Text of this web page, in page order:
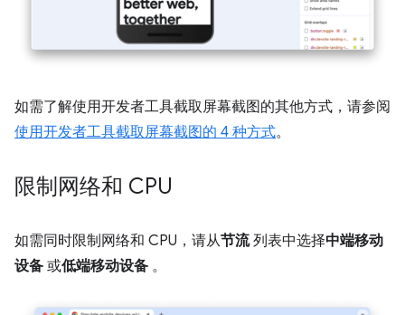
如需了解使用开发者工具截取屏幕截图的其他方式，请参阅
使用开发者工具截取屏幕截图的 4 种方式。
限制网络和 CPU
如需同时限制网络和 CPU，请从节流列表中选择中端移动
设备 或低端移动设备 。